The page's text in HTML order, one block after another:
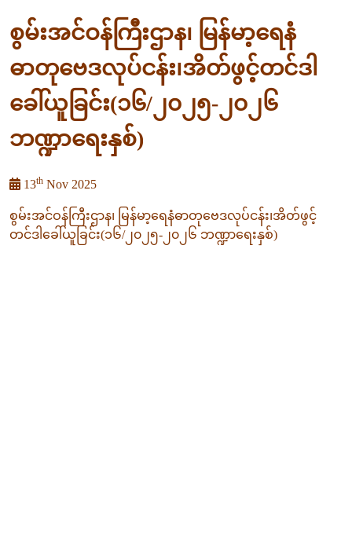
စွမ်းအင်ဝန်ကြီးဌာန၊ မြန်မာ့ရေနံ
ဓာတုဗေဒလုပ်ငန်း၊အိတ်ဖွင့်တင်ဒါ
ခေါ်ယူခြင်း(၁၆/၂၀၂၅-၂၀၂၆
ဘဏ္ဍာရေးနှစ်)
13th Nov 2025
စွမ်းအင်ဝန်ကြီးဌာန၊ မြန်မာ့ရေနံဓာတုဗေဒလုပ်ငန်း၊အိတ်ဖွင့်
တင်ဒါခေါ်ယူခြင်း(၁၆/၂၀၂၅-၂၀၂၆ ဘဏ္ဍာရေးနှစ်)